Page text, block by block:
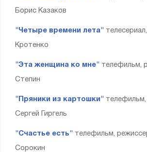
Борис Казаков
"Четыре времени лета"
Кротенко
"Эта женщина ко мне" телефильм,
Степин
"Пряники из картошки"
Сергей Гиргель
"Счастье есть" телефильм,
Сорокин